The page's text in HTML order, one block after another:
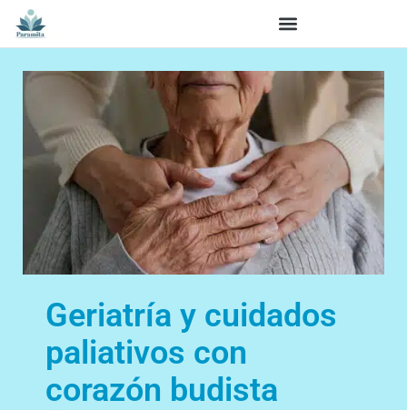
Geriatría y cuidados
paliativos con
corazón budista